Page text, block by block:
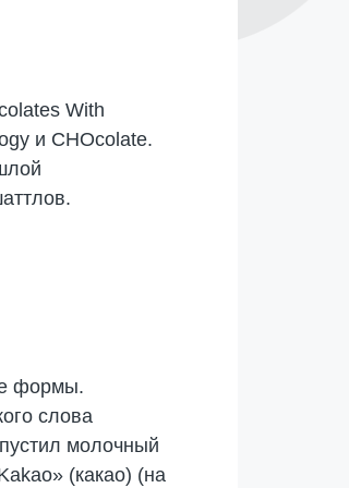
With
и CHOcolate.
формы.
слова
молочный
(какао) (на